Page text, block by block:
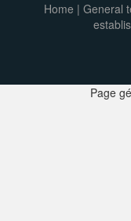
Home | General
Page